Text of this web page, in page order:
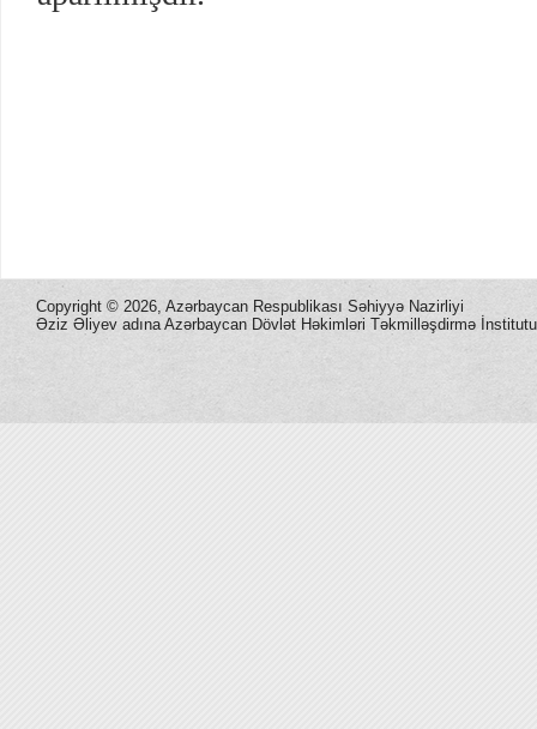
Copyright © 2026, Azərbaycan Respublikası Səhiyyə Nazirliyi
Əziz Əliyev adına Azərbaycan Dövlət Həkimləri Təkmilləşdirmə İnstitutu